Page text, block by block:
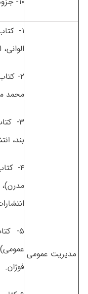
ﻣﺪﻳﺮﻳﺖ عمومی
۱-
۲-
محمد
۳-
بند،
۴-
۵-
فوژان.